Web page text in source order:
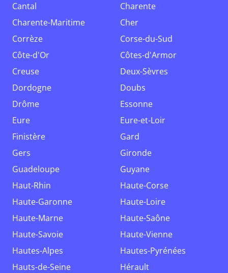
Cantal
Charente
Charente-Maritime
Cher
Corrèze
Corse-du-Sud
Côte-d'Or
Côtes-d'Armor
Creuse
Deux-Sèvres
Dordogne
Doubs
Drôme
Essonne
Eure
Eure-et-Loir
Finistère
Gard
Gers
Gironde
Guadeloupe
Guyane
Haut-Rhin
Haute-Corse
Haute-Garonne
Haute-Loire
Haute-Marne
Haute-Saône
Haute-Savoie
Haute-Vienne
Hautes-Alpes
Hautes-Pyrénées
Hauts-de-Seine
Hérault